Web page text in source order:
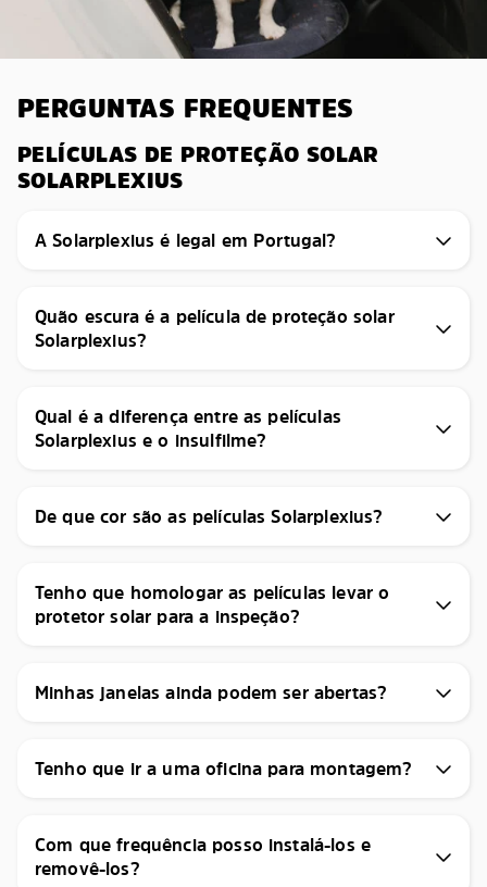
PERGUNTAS FREQUENTES
PELÍCULAS DE PROTEÇÃO SOLAR
SOLARPLEXIUS
A Solarplexius é legal em Portugal?
Quão escura é a película de proteção solar
Solarplexius?
Qual é a diferença entre as películas
Solarplexius e o insulfilme?
De que cor são as películas Solarplexius?
Tenho que homologar as películas levar o
protetor solar para a inspeção?
Minhas janelas ainda podem ser abertas?
Tenho que ir a uma oficina para montagem?
Com que frequência posso instalá-los e
removê-los?